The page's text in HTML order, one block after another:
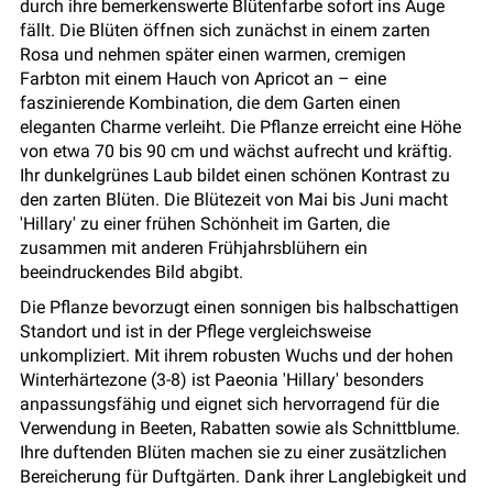
durch ihre bemerkenswerte Blütenfarbe sofort ins Auge
fällt. Die Blüten öffnen sich zunächst in einem zarten
Rosa und nehmen später einen warmen, cremigen
Farbton mit einem Hauch von Apricot an – eine
faszinierende Kombination, die dem Garten einen
eleganten Charme verleiht. Die Pflanze erreicht eine Höhe
von etwa 70 bis 90 cm und wächst aufrecht und kräftig.
Ihr dunkelgrünes Laub bildet einen schönen Kontrast zu
den zarten Blüten. Die Blütezeit von Mai bis Juni macht
'Hillary' zu einer frühen Schönheit im Garten, die
zusammen mit anderen Frühjahrsblühern ein
beeindruckendes Bild abgibt.
Die Pflanze bevorzugt einen sonnigen bis halbschattigen
Standort und ist in der Pflege vergleichsweise
unkompliziert. Mit ihrem robusten Wuchs und der hohen
Winterhärtezone (3-8) ist Paeonia 'Hillary' besonders
anpassungsfähig und eignet sich hervorragend für die
Verwendung in Beeten, Rabatten sowie als Schnittblume.
Ihre duftenden Blüten machen sie zu einer zusätzlichen
Bereicherung für Duftgärten. Dank ihrer Langlebigkeit und